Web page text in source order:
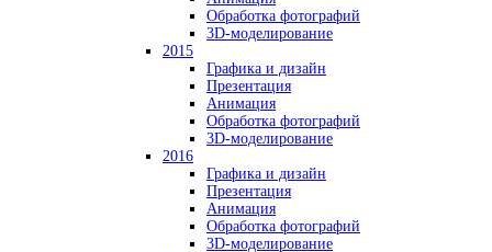
Обработка фотографий
3D-моделирование
2015
Графика и дизайн
Презентация
Анимация
Обработка фотографий
3D-моделирование
2016
Графика и дизайн
Презентация
Анимация
Обработка фотографий
3D-моделирование